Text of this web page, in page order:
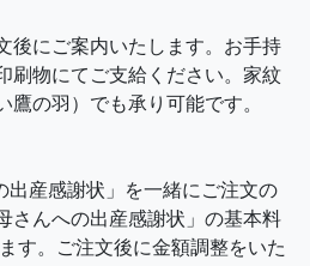
後にご案内いたします。お手持
刷物にてご支給ください。家紋
の羽）でも承り可能です。
出産感謝状」を一緒にご注文の
さんへの出産感謝状」の基本料
す。ご注文後に金額調整をいた